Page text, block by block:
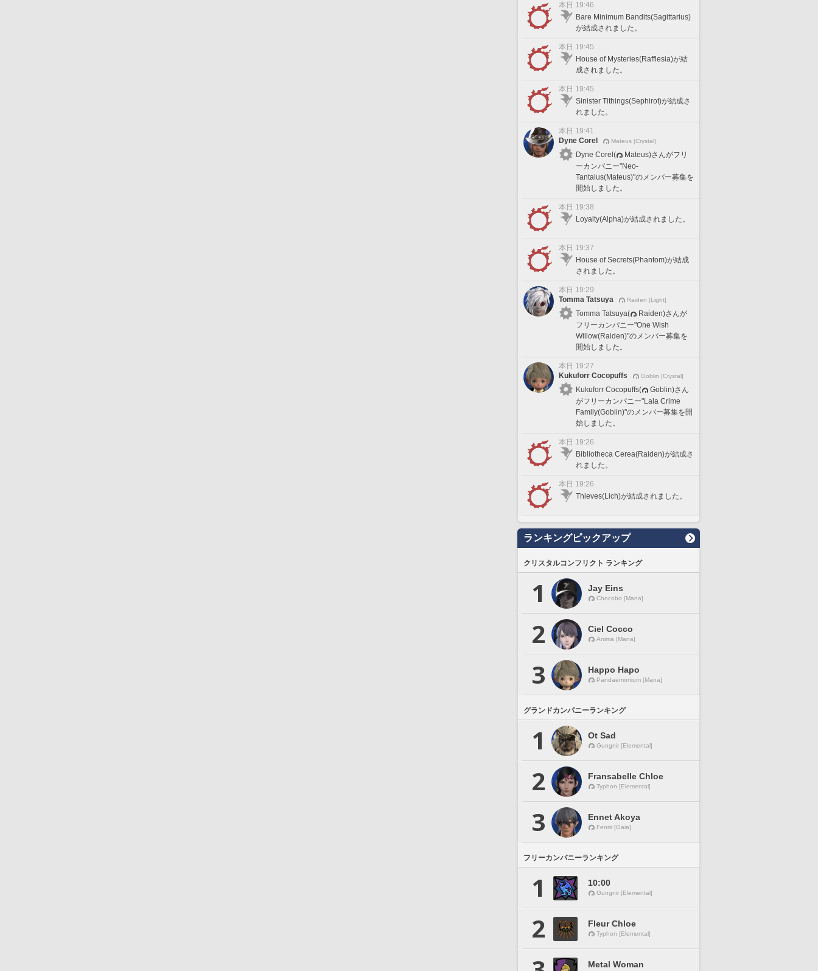
本日 19:46
Bare Minimum Bandits(Sagittarius)
が結成されました。
本日 19:45
House of Mysteries(Rafflesia)が結
成されました。
本日 19:45
Sinister Tithings(Sephirot)が結成さ
れました。
本日 19:41
Dyne Corel
Mateus [Crystal]
Dyne Corel(
Mateus)さんがフリ
ーカンパニー"Neo-
Tantalus(Mateus)"のメンバー募集を
開始しました。
本日 19:38
Loyalty(Alpha)が結成されました。
本日 19:37
House of Secrets(Phantom)が結成
されました。
本日 19:29
Tomma Tatsuya
Raiden [Light]
Tomma Tatsuya(
Raiden)さんが
フリーカンパニー"One Wish
Willow(Raiden)"のメンバー募集を
開始しました。
本日 19:27
Kukuforr Cocopuffs
Goblin [Crystal]
Kukuforr Cocopuffs(
Goblin)さん
がフリーカンパニー"Lala Crime
Family(Goblin)"のメンバー募集を開
始しました。
本日 19:26
Bibliotheca Cerea(Raiden)が結成さ
れました。
本日 19:26
Thieves(Lich)が結成されました。
ランキングピックアップ
クリスタルコンフリクト ランキング
1 Jay Eins
Chocobo [Mana]
2 Ciel Cocco
Anima [Mana]
3 Happo Hapo
Pandaemonium [Mana]
グランドカンパニーランキング
1 Ot Sad
Gungnir [Elemental]
2 Fransabelle Chloe
Typhon [Elemental]
3 Ennet Akoya
Fenrir [Gaia]
フリーカンパニーランキング
1 10:00
Gungnir [Elemental]
2 Fleur Chloe
Typhon [Elemental]
Metal Woman